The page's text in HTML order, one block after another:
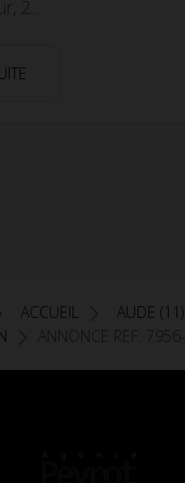
ACCUEIL AUDE (11)
ANNONCE REF: